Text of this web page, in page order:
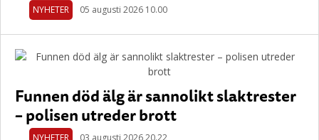
NYHETER 05 augusti 2026 10.00
Funnen död älg är sannolikt slaktrester
– polisen utreder brott
NYHETER 03 augusti 2026 20.22